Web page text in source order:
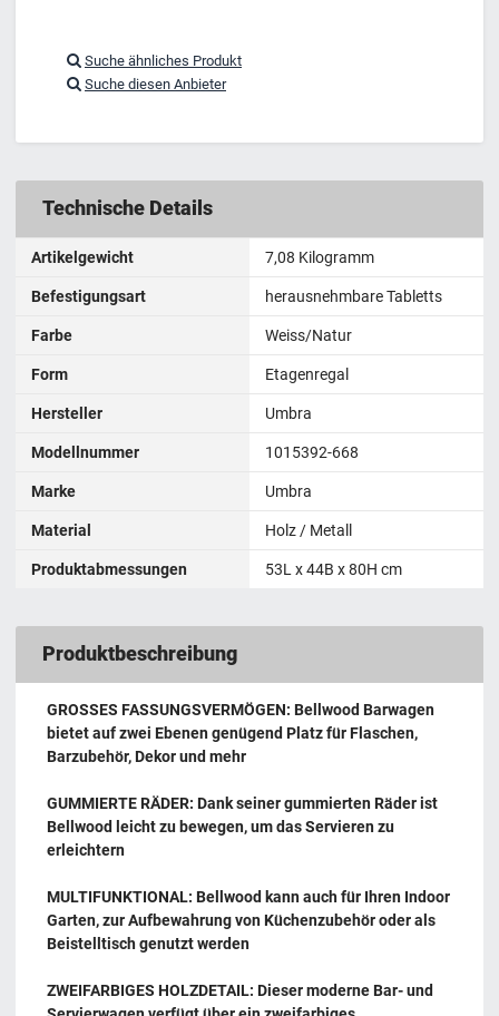
Suche ähnliches Produkt
Suche diesen Anbieter
Technische Details
Artikelgewicht 7,08 Kilogramm
Befestigungsart herausnehmbare Tabletts
Farbe Weiss/Natur
Form Etagenregal
Hersteller Umbra
Modellnummer 1015392-668
Marke Umbra
Material Holz / Metall
Produktabmessungen 53L x 44B x 80H cm
Produktbeschreibung
GROSSES FASSUNGSVERMÖGEN: Bellwood Barwagen
bietet auf zwei Ebenen genügend Platz für Flaschen,
Barzubehör, Dekor und mehr
GUMMIERTE RÄDER: Dank seiner gummierten Räder ist
Bellwood leicht zu bewegen, um das Servieren zu
erleichtern
MULTIFUNKTIONAL: Bellwood kann auch für Ihren Indoor
Garten, zur Aufbewahrung von Küchenzubehör oder als
Beistelltisch genutzt werden
ZWEIFARBIGES HOLZDETAIL: Dieser moderne Bar- und